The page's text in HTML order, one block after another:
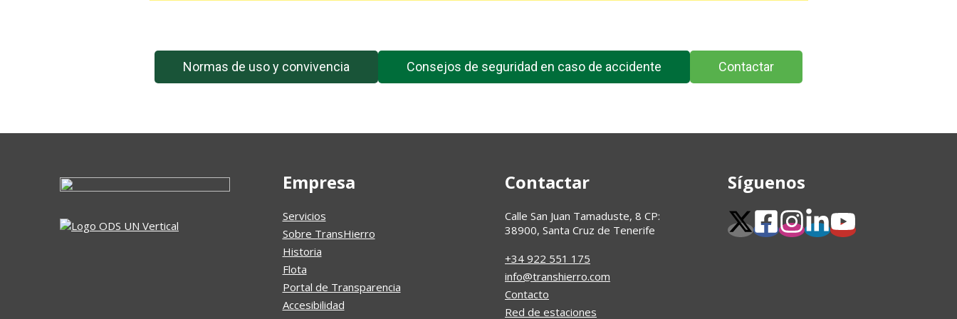
Normas de uso y convivencia Consejos de seguridad en caso de accidente Contactar
Empresa
Servicios
Sobre TransHierro
Historia
Flota
Portal de Transparencia
Accesibilidad
Contactar
Calle San Juan Tamaduste, 8 CP:
38900, Santa Cruz de Tenerife
+34 922 551 175
info@transhierro.com
Contacto
Red de estaciones
Síguenos